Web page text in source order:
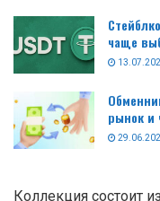
чаще
рынок и
Коллекция состоит